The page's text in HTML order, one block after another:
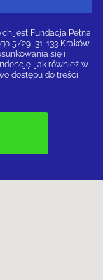
jest Fundacja Pełna
5/29, 31-133 Kraków.
się i
jak również w
dostępu do treści